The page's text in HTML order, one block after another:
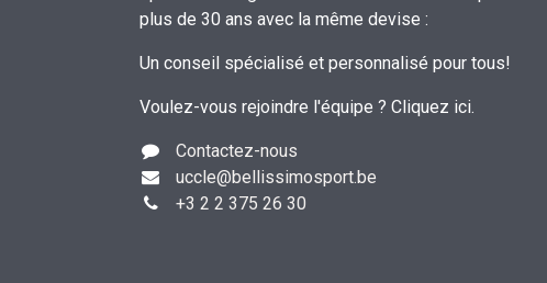
plus de 30 ans avec la même devise :
Un conseil spécialisé et personnalisé pour tous!
Voulez-vous rejoindre l'équipe ? Cliquez ici.
Contactez-nous
uccle@bellissimosport.be
+3 2 2 375 26 30